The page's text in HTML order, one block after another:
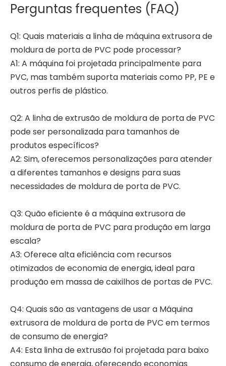
Perguntas frequentes (FAQ)
Q1: Quais materiais a linha de máquina extrusora de
moldura de porta de PVC pode processar?
A1: A máquina foi projetada principalmente para
PVC, mas também suporta materiais como PP, PE e
outros perfis de plástico.
Q2: A linha de extrusão de moldura de porta de PVC
pode ser personalizada para tamanhos de
produtos específicos?
A2: Sim, oferecemos personalizações para atender
a diferentes tamanhos e designs para suas
necessidades de moldura de porta de PVC.
Q3: Quão eficiente é a máquina extrusora de
moldura de porta de PVC para produção em larga
escala?
A3: Oferece alta eficiência com recursos
otimizados de economia de energia, ideal para
produção em massa de caixilhos de portas de PVC.
Q4: Quais são as vantagens de usar a Máquina
extrusora de moldura de porta de PVC em termos
de consumo de energia?
A4: Esta linha de extrusão foi projetada para baixo